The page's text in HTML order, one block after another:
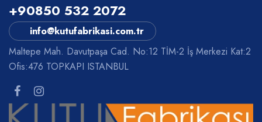
+90850 532 2072
info@kutufabrikasi.com.tr
Maltepe Mah. Davutpaşa Cad. No:12 TİM-2 İş Merkezi Kat:2
Ofis:476 TOPKAPI ISTANBUL